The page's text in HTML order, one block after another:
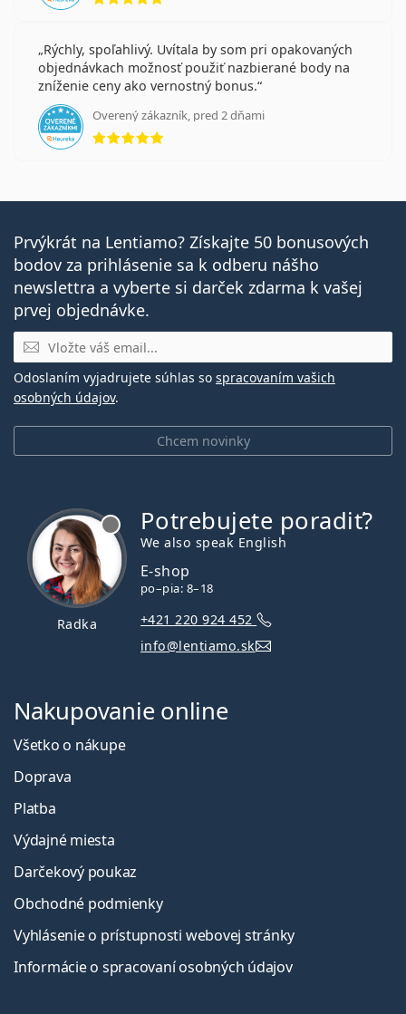
Rýchly, spoľahlivý. Uvítala by som pri opakovaných
objednávkach možnosť použiť nazbierané body na
zníženie ceny ako vernostný bonus.
Overený zákazník, pred 2 dňami
hodnotenie 5 z 5
Prvýkrát na Lentiamo? Získajte 50 bonusových
bodov za prihlásenie sa k odberu nášho
newslettra a vyberte si darček zdarma k vašej
prvej objednávke.
E-mail
Chcem novinky
Odoslaním vyjadrujete súhlas so spracovaním vašich
osobných údajov.
Radka
Potrebujete poradiť?
We also speak English
E-shop
po–pia: 8–18
+421 220 924 452
info@lentiamo.sk
Nakupovanie online
Všetko o nákupe
Doprava
Platba
Výdajné miesta
Darčekový poukaz
Obchodné podmienky
Vyhlásenie o prístupnosti webovej stránky
Informácie o spracovaní osobných údajov